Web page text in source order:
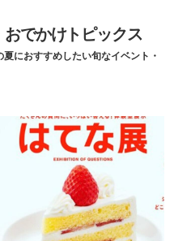
でかけトピックス
におすすめしたい旬なイベント・